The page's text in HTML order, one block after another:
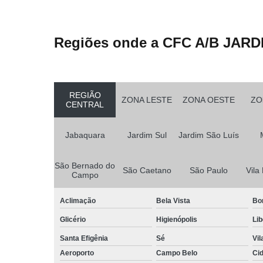
Regiões onde a CFC A/B
REGIÃO
CENTRAL
ZONA LESTE ZONA OESTE
Jabaquara Jardim Sul Jardim São Luís
São Bernado do
Campo
São Caetano São Paulo Vila
Aclimação Bela Vista
Glicério Higienópolis
Santa Efigênia Sé
Aeroporto
Campo Belo